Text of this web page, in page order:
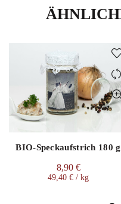
BIO-Speckaufstrich 180 g
8,90 €
49,40 € / kg